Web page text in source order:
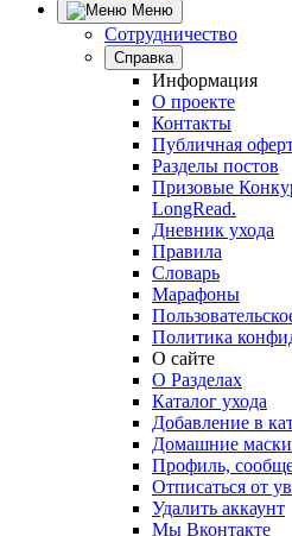
Меню
Сотрудничество
Справка
Информация
О проекте
Контакты
Публичная
Разделы постов
Призовые
LongRead.
Дневник ухода
Правила
Словарь
Марафоны
Политика
О сайте
О Разделах
Каталог ухода
Добавление в
Домашние маски
Профиль,
Отписаться от
Удалить аккаунт
Мы Вконтакте